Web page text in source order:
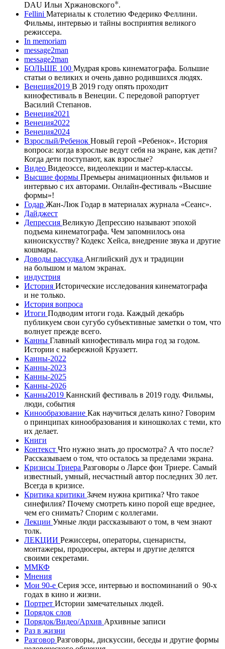
DAU Ильи Хржановского .
Fellini Материалы к столетию Федерико Феллини.
Фильмы, интервью и тайны восприятия великого
режиссера.
In memoriam
message2man
message2man
БОЛЬШЕ 100 Мудрая кровь кинематографа. Большие
статьи о великих и очень давно родившихся людях.
Венеция2019 В 2019 году опять проходит
кинофестиваль в Венеции. С передовой рапортует
Василий Степанов.
Венеция2021
Венеция2022
Венеция2024
Взрослый/Ребенок Новый герой «Ребенок». История
вопроса: когда взрослые ведут себя на экране, как дети?
Когда дети поступают, как взрослые?
Видео Видеоэссе, видеолекции и мастер-классы.
Высшие формы Премьеры анимационных фильмов и
интервью с их авторами. Онлайн-фестиваль «Высшие
формы»!
Годар Жан-Люк Годар в материалах журнала «Сеанс».
Дайджест
Депрессия Великую Депрессию называют эпохой
подъема кинематографа. Чем запомнилось она
киноискусству? Кодекс Хейса, внедрение звука и другие
кошмары.
Доводы рассудка Английский дух и традиции
на большом и малом экранах.
индустрия
История Исторические исследования кинематографа
и не только.
История вопроса
Итоги Подводим итоги года. Каждый декабрь
публикуем свои сугубо субъективные заметки о том, что
волнует прежде всего.
Канны Главный кинофестиваль мира год за годом.
Истории с набережной Круазетт.
Канны-2022
Канны-2023
Канны-2025
Канны-2026
Канны2019 Каннский фестиваль в 2019 году. Фильмы,
люди, события
Кинообразование Как научиться делать кино? Говорим
о принципах кинообразования и киношколах с теми, кто
их делает.
Книги
Контекст Что нужно знать до просмотра? А что после?
Рассказываем о том, что осталось за пределами экрана.
Кризисы Триера Разговоры о Ларсе фон Триере. Самый
известный, умный, несчастный автор последних 30 лет.
Всегда в кризисе.
Критика критики Зачем нужна критика? Что такое
синефилия? Почему смотреть кино порой еще вреднее,
чем его снимать? Спорим с коллегами.
Лекции Умные люди рассказывают о том, в чем знают
толк.
ЛЕКЦИИ Режиссеры, операторы, сценаристы,
монтажеры, продюсеры, актеры и другие делятся
своими секретами.
ММКФ
Мнения
Мои 90-е Серия эссе, интервью и воспоминаний о 90-х
годах в кино и жизни.
Портрет Истории замечательных людей.
Порядок слов
Порядок/Видео/Архив Архивные записи
Раз в жизни
Разговор Разговоры, дискуссии, беседы и другие формы